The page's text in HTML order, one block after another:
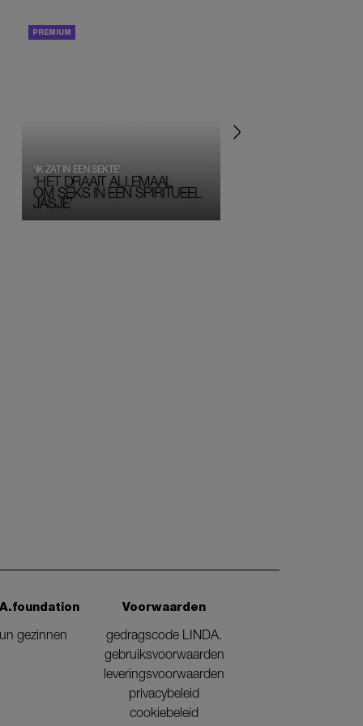
‘HET DRAAIT ALLEMAAL
OM SEKS IN EEN SPIRITUEEL
JASJE’
‘IK ZAT IN EEN SEKTE’
gezinnen
Voorwaarden
gedragscode LINDA.
gebruiksvoorwaarden
leveringsvoorwaarden
privacybeleid
cookiebeleid